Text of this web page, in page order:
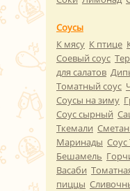
Соусы
К мясу К птице
Соевый соус
для салатов
Томатный соус
Соусы на зиму
Соус сырный
Ткемали
Маринады Соус
Бешамель
Васаби
пиццы